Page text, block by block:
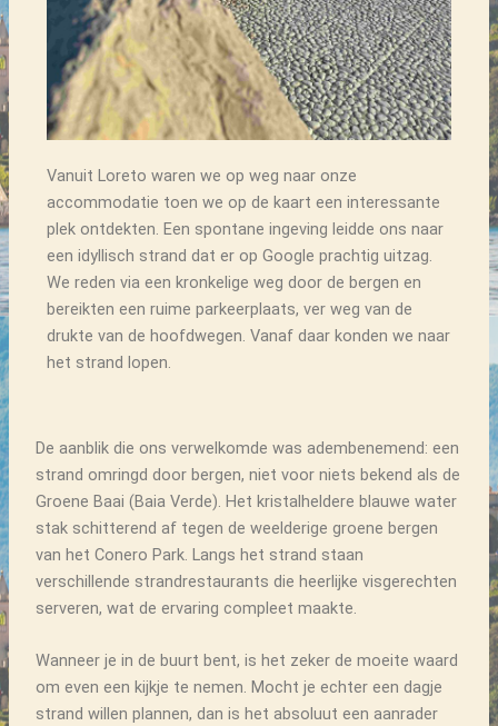
Vanuit Loreto waren we op weg naar onze
accommodatie toen we op de kaart een interessante
plek ontdekten. Een spontane ingeving leidde ons naar
een idyllisch strand dat er op Google prachtig uitzag.
We reden via een kronkelige weg door de bergen en
bereikten een ruime parkeerplaats, ver weg van de
drukte van de hoofdwegen. Vanaf daar konden we naar
het strand lopen.
De aanblik die ons verwelkomde was adembenemend: een
strand omringd door bergen, niet voor niets bekend als de
Groene Baai (Baia Verde). Het kristalheldere blauwe water
stak schitterend af tegen de weelderige groene bergen
van het Conero Park. Langs het strand staan
verschillende strandrestaurants die heerlijke visgerechten
serveren, wat de ervaring compleet maakte.
Wanneer je in de buurt bent, is het zeker de moeite waard
om even een kijkje te nemen. Mocht je echter een dagje
strand willen plannen, dan is het absoluut een aanrader